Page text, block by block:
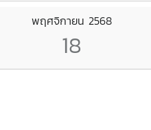
พฤศจิกายน 2568
18